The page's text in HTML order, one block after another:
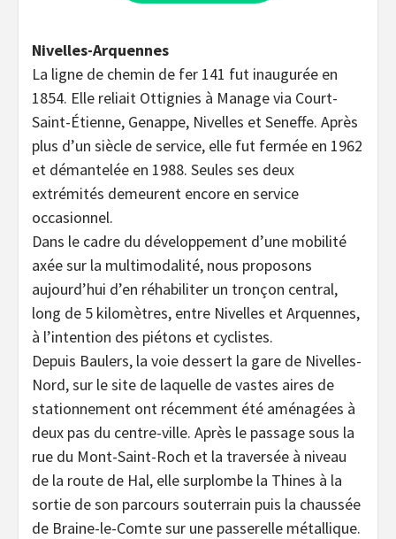
Nivelles-Arquennes
La ligne de chemin de fer 141 fut inaugurée en
1854. Elle reliait Ottignies à Manage via Court-
Saint-Étienne, Genappe, Nivelles et Seneffe. Après
plus d’un siècle de service, elle fut fermée en 1962
et démantelée en 1988. Seules ses deux
extrémités demeurent encore en service
occasionnel.
Dans le cadre du développement d’une mobilité
axée sur la multimodalité, nous proposons
aujourd’hui d’en réhabiliter un tronçon central,
long de 5 kilomètres, entre Nivelles et Arquennes,
à l’intention des piétons et cyclistes.
Depuis Baulers, la voie dessert la gare de Nivelles-
Nord, sur le site de laquelle de vastes aires de
stationnement ont récemment été aménagées à
deux pas du centre-ville. Après le passage sous la
rue du Mont-Saint-Roch et la traversée à niveau
de la route de Hal, elle surplombe la Thines à la
sortie de son parcours souterrain puis la chaussée
de Braine-le-Comte sur une passerelle métallique.